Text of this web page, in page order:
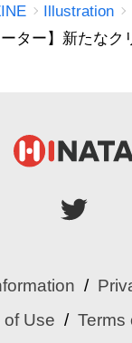
Illustration
ーター】新たなク
of Use
Terms